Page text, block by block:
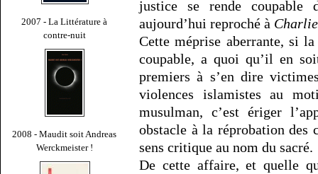
2007 - La Littérature à
contre-nuit
2008 - Maudit soit Andreas
Werckmeister !
justice se rende coupable
aujourd’hui reproché à
Cette méprise aberrante, si
coupable, a quoi qu’il en
premiers à s’en dire
violences islamistes au
musulman, c’est ériger
obstacle à la réprobation des
sens critique au nom du sacré.
De cette affaire, et quelle